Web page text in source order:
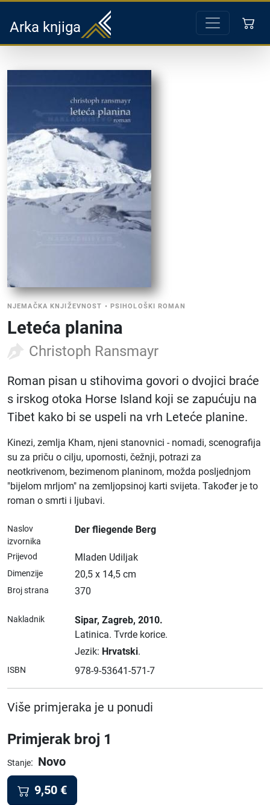
Arka knjiga
NJEMAČKA KNJIŽEVNOST • PSIHOLOŠKI ROMAN
Leteća planina
Christoph Ransmayr
Roman pisan u stihovima govori o dvojici braće
s irskog otoka Horse Island koji se zapućuju na
Tibet kako bi se uspeli na vrh Leteće planine.
Kinezi, zemlja Kham, njeni stanovnici - nomadi, scenografija
su za priču o cilju, upornosti, čežnji, potrazi za
neotkrivenom, bezimenom planinom, možda posljednjom
"bijelom mrljom" na zemljopsinoj karti svijeta. Također je to
roman o smrti i ljubavi.
Naslov
izvornika
Der fliegende Berg
Prijevod Mladen Udiljak
Dimenzije 20,5 x 14,5 cm
Broj strana 370
Nakladnik Sipar, Zagreb, 2010.
Latinica. Tvrde korice.
Jezik: Hrvatski.
ISBN 978-9-53641-571-7
Više primjeraka je u ponudi
Primjerak broj 1
Stanje: Novo
9,50 €